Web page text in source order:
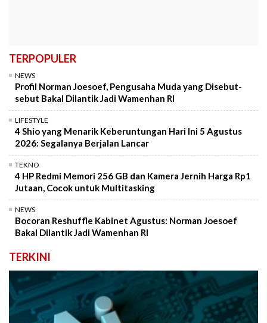
TERPOPULER
NEWS
Profil Norman Joesoef, Pengusaha Muda yang Disebut-
sebut Bakal Dilantik Jadi Wamenhan RI
LIFESTYLE
4 Shio yang Menarik Keberuntungan Hari Ini 5 Agustus
2026: Segalanya Berjalan Lancar
TEKNO
4 HP Redmi Memori 256 GB dan Kamera Jernih Harga Rp1
Jutaan, Cocok untuk Multitasking
NEWS
Bocoran Reshuffle Kabinet Agustus: Norman Joesoef
Bakal Dilantik Jadi Wamenhan RI
TERKINI